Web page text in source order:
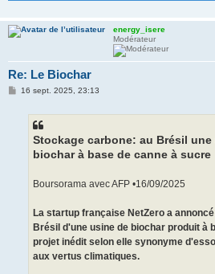
energy_isere
Modérateur
Re: Le Biochar
M16 sept. 2025, 23:13
Stockage carbone: au Brésil
biochar à base de canne à sucre
Boursorama avec AFP •16/09/2025
La startup française NetZero a
Brésil d'une usine de biochar produit à
projet inédit selon elle synonyme
aux vertus climatiques.